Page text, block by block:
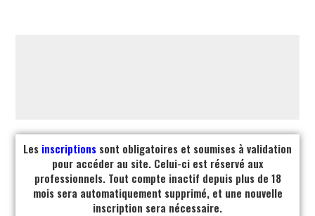
Les inscriptions sont obligatoires et soumises à validation
pour accéder au site. Celui-ci est réservé aux
professionnels. Tout compte inactif depuis plus de 18
mois sera automatiquement supprimé, et une nouvelle
inscription sera nécessaire.